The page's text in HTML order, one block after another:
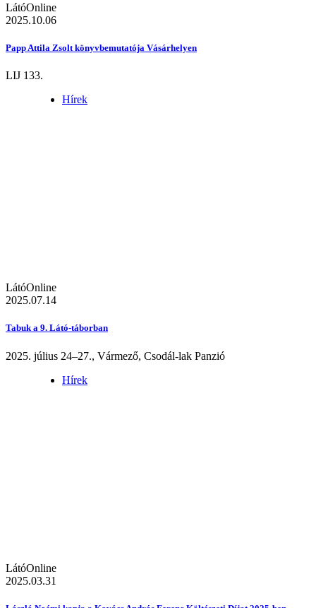
LátóOnline
2025.10.06
Papp Attila Zsolt könyvbemutatója Vásárhelyen
LIJ 133.
Hírek
LátóOnline
2025.07.14
Tabuk a 9. Látó-táborban
2025. július 24–27., Vármező, Csodál-lak Panzió
Hírek
LátóOnline
2025.03.31